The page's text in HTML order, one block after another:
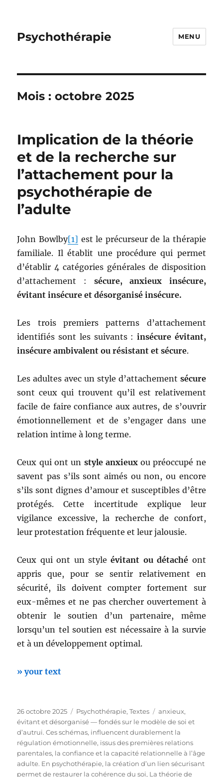
Psychothérapie MENU
Mois :octobre 2025
Implication de la théorie
et de la recherche sur
l’attachement pour la
psychothérapie de
l’adulte
John Bowlby[1] est le précurseur de la thérapie
familiale. Il établit une procédure qui permet
d’établir 4 catégories générales de disposition
d’attachement : sécure, anxieux insécure,
évitant insécure et désorganisé insécure.
Les trois premiers patterns d’attachement
identifiés sont les suivants : insécure évitant,
insécure ambivalent ou résistant et sécure.
Les adultes avec un style d’attachement sécure
sont ceux qui trouvent qu’il est relativement
facile de faire confiance aux autres, de s’ouvrir
émotionnellement et de s’engager dans une
relation intime à long terme.
Ceux qui ont un style anxieuxou préoccupé ne
savent pas s’ils sont aimés ou non, ou encore
s’ils sont dignes d’amour et susceptibles d’être
protégés. Cette incertitude explique leur
vigilance excessive, la recherche de confort,
leur protestation fréquente et leur jalousie.
Ceux qui ont un styleévitant ou détaché ont
appris que, pour se sentir relativement en
sécurité, ils doivent compter fortement sur
eux-mêmes et ne pas chercher ouvertement à
obtenir le soutien d’un partenaire, même
lorsqu’un tel soutien est nécessaire à la survie
et à un développement optimal.
» your text
Publié
le
26 octobre 2025 Catégories
Psychothérapie,Textes Étiquettes
anxieux,
évitant et désorganisé — fondés sur le modèle de soi et
d’autrui. Ces schémas, influencent durablement la
régulation émotionnelle, issus des premières relations
parentales, la confiance et la capacité relationnelle à l’âge
adulte. En psychothérapie, la création d’un lien sécurisant
permet de restaurer la cohérence du soi, La théorie de